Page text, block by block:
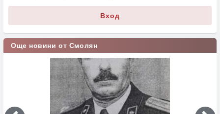
Вход
Още новини от Смолян